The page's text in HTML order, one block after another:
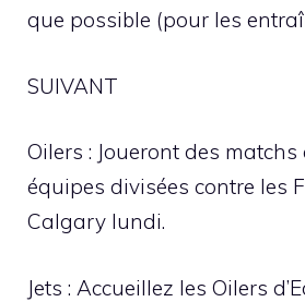
que possible (pour les
SUIVANT
Oilers : Joueront des
équipes divisées contre les
Calgary lundi.
Jets : Accueillez les Oilers